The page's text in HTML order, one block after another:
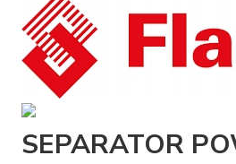
SEPARATOR